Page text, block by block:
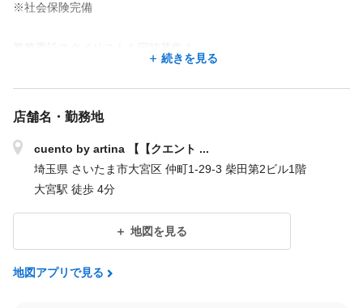
※社会保険完備
《月収例》
○正社員 入社2年目
43万円ー社保＝38万円＋交通費
■新規集客はお任せ
・某有名集客サイトAWARD受賞
┗エリア最上位プランで掲載中！
～重点募集店舗～
続きを見る
店舗名・勤務地
cuento by artina 【【クエント ...
埼玉県 さいたま市大宮区 仲町1-29-3 柴田第2ビル1階
大宮駅 徒歩 4分
地図を見る
地図アプリで見る